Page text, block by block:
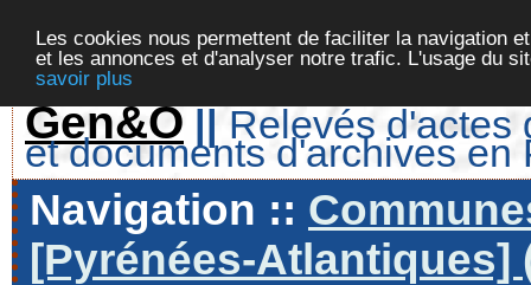
Les cookies nous permettent de faciliter la navigation
et les annonces et d'analyser notre trafic. L'usage du
savoir plus
Gen&O || Relevés d'actes
et documents d'archives en
Navigation ::
[Pyrénées-Atlantiques]